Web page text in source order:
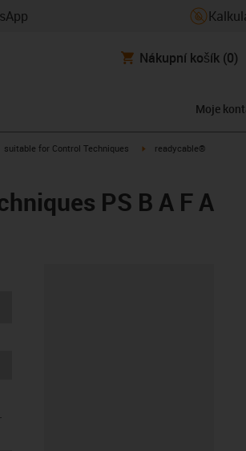
Nákupní košík (0)
Moje
igus-icon-arrow-right
suitable for Control Techniques igus-icon-arrow-right
readycable®
PS B A F A